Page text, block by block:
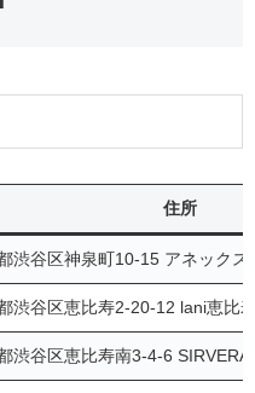
住所
渋谷区神泉町10-15 アネックス
渋谷区恵比寿2-20-12 lani恵比
渋谷区恵比寿南3-4-6